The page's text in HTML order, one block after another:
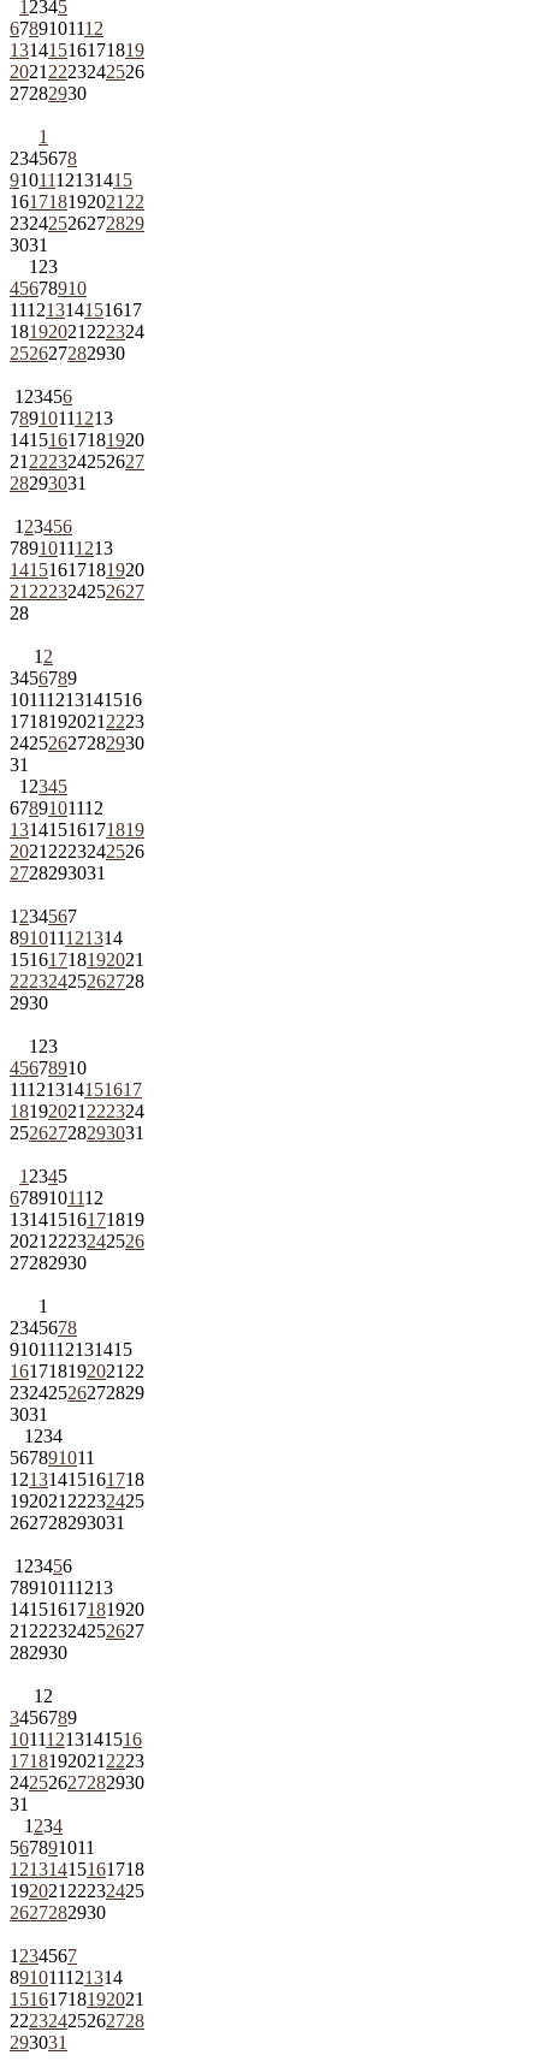
1 2345
6789101112
13141516171819
2021 2223242526
27282930
1
2345678
9101112131415
161718192021 22
23242526272829
3031
1 23
45678910
11121314151617
18192021 222324
252627282930
1 23456
78910111213
14151617181920
21 222324252627
28293031
1 23456
78910111213
14151617181920
21 222324252627
28
1 2
3456789
10111213141516
1718192021 2223
24252627282930
31
1 2345
6789101112
13141516171819
2021 2223242526
2728293031
1 234567
891011121314
15161718192021
22232425262728
2930
1 23
45678910
11121314151617
18192021 222324
25262728293031
1 2345
6789101112
13141516171819
2021 2223242526
27282930
1
2345678
9101112131415
161718192021 22
23242526272829
3031
1 234
567891011
12131415161718
192021 22232425
262728293031
1 23456
78910111213
14151617181920
21 222324252627
282930
1 2
3456789
10111213141516
1718192021 2223
24252627282930
31
1 234
567891011
12131415161718
192021 22232425
2627282930
1 234567
891011121314
15161718192021
22232425262728
293031